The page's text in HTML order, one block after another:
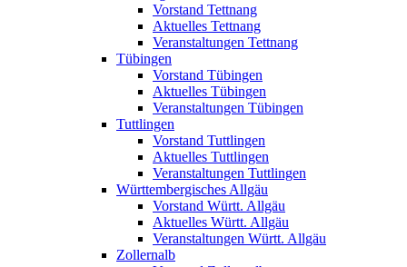
Vorstand Tettnang
Aktuelles Tettnang
Veranstaltungen Tettnang
Tübingen
Vorstand Tübingen
Aktuelles Tübingen
Veranstaltungen Tübingen
Tuttlingen
Vorstand Tuttlingen
Aktuelles Tuttlingen
Veranstaltungen Tuttlingen
Württembergisches Allgäu
Vorstand Württ. Allgäu
Aktuelles Württ. Allgäu
Veranstaltungen Württ. Allgäu
Zollernalb